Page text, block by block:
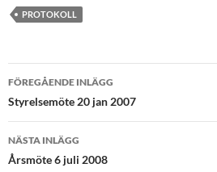
PROTOKOLL
Inläggsnavigering
FÖREGÅENDE INLÄGG
Styrelsemöte 20 jan 2007
NÄSTA INLÄGG
Årsmöte 6 juli 2008